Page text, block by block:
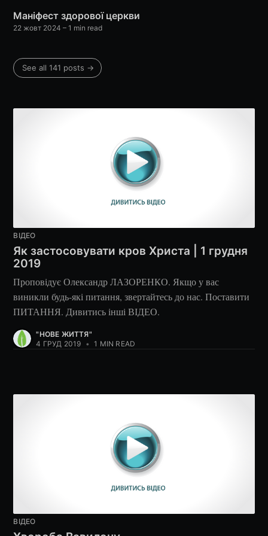
Маніфест здорової церкви
22 жовт 2024 – 1 min read
See all 141 posts →
ВІДЕО
Як застосовувати кров Христа | 1 грудня
2019
Проповідує Олександр ЛАЗОРЕНКО. Якщо у вас
виникли будь-які питання, звертайтесь до нас. Поставити
ПИТАННЯ. Дивитись інші ВІДЕО.
"НОВЕ ЖИТТЯ"
4 ГРУД 2019 • 1 MIN READ
ВІДЕО